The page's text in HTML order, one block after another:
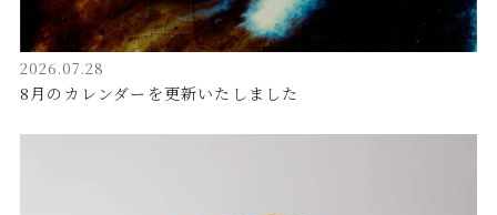
2026.07.28
8月のカレンダーを更新いたしました